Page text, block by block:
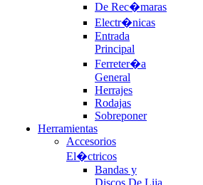
De Rec�maras
Electr�nicas
Entrada
Principal
Ferreter�a
General
Herrajes
Rodajas
Sobreponer
Herramientas
Accesorios
El�ctricos
Bandas y
Discos De Lija